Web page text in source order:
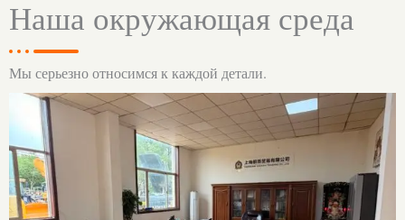
Наша окружающая среда
Мы серьезно относимся к каждой детали.